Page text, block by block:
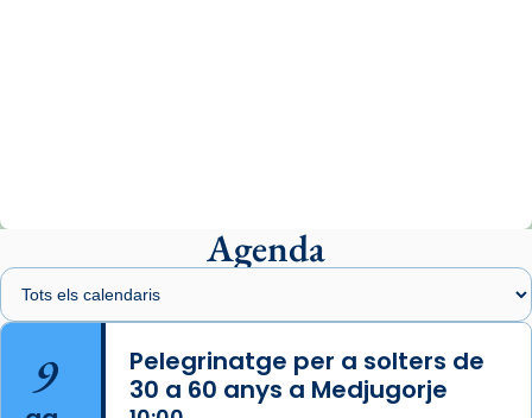
presidit aquest 27 de juliol la missa de Les
Santes de Mataró.
🔗
📸 J. Merino
Photo
Agenda
9
Pelegrinatge per a solters de
30 a 60 anys a Medjugorje